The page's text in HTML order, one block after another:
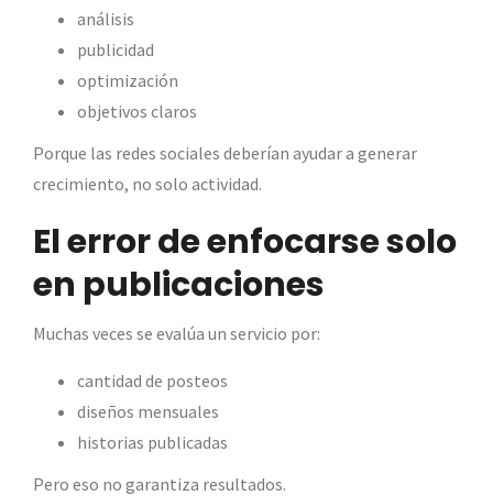
análisis
publicidad
optimización
objetivos claros
Porque las redes sociales deberían ayudar a generar
crecimiento, no solo actividad.
El error de enfocarse solo
en publicaciones
Muchas veces se evalúa un servicio por:
cantidad de posteos
diseños mensuales
historias publicadas
Pero eso no garantiza resultados.